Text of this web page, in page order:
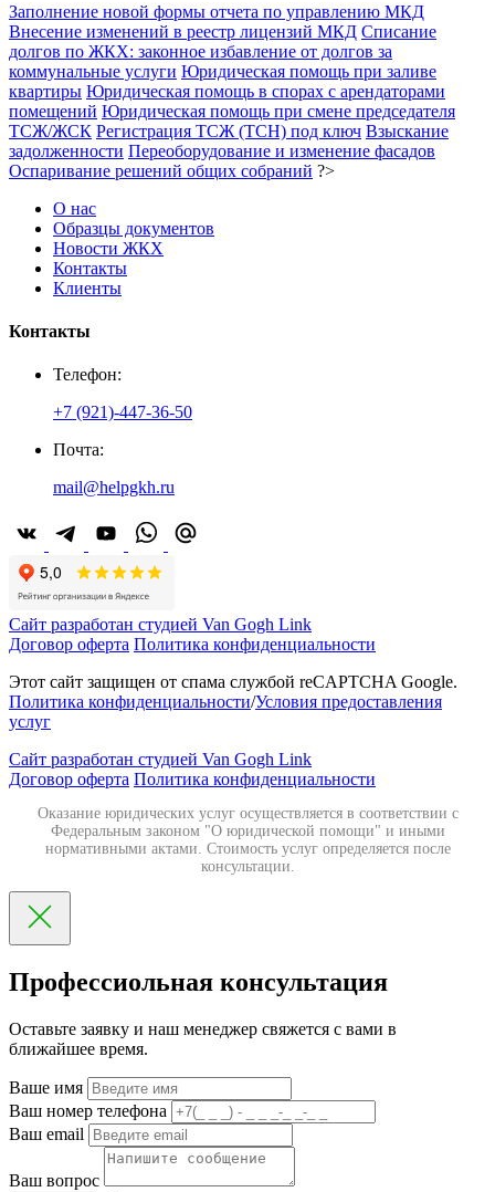
Заполнение новой формы отчета по управлению МКД
Внесение изменений в реестр лицензий МКД Списание
долгов по ЖКХ: законное избавление от долгов за
коммунальные услуги Юридическая помощь при заливе
квартиры Юридическая помощь в спорах с арендаторами
помещений Юридическая помощь при смене председателя
ТСЖ/ЖСК Регистрация ТСЖ (ТСН) под ключ Взыскание
задолженности Переоборудование и изменение фасадов
Оспаривание решений общих собраний ?>
О нас
Образцы документов
Новости ЖКХ
Контакты
Клиенты
Контакты
Телефон:
+7 (921)-447-36-50
Почта:
mail@helpgkh.ru
Сайт разработан студией Van Gogh Link
Договор оферта Политика конфиденциальности
Этот сайт защищен от спама службой reCAPTCHA Google.
Политика конфиденциальности/Условия предоставления
услуг
Сайт разработан студией Van Gogh Link
Договор оферта Политика конфиденциальности
Оказание юридических услуг осуществляется в соответствии с
Федеральным законом "О юридической помощи" и иными
нормативными актами. Стоимость услуг определяется после
консультации.
Профессиольная консультация
Оставьте заявку и наш менеджер свяжется с вами в
ближайшее время.
Ваше имя
Ваш номер телефона
Ваш email
Ваш вопрос